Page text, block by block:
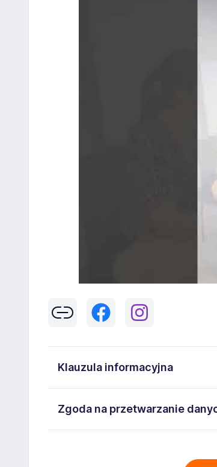
Klauzula informacyjna
43-300 Bielsko-Biała danych
Zgoda na przetwarzanie
43-300 Bielsko-Biała ul. 11 Listopada